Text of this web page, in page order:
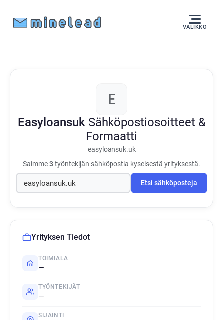
VALIKKO
E
Easyloansuk Sähköpostiosoitteet &
Formaatti
easyloansuk.uk
Saimme3työntekijän sähköpostia kyseisestä yrityksestä.
Etsi sähköposteja
Yrityksen Tiedot
TOIMIALA
—
TYÖNTEKIJÄT
—
SIJAINTI